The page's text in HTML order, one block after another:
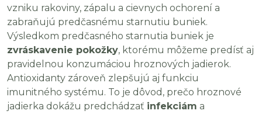
vzniku rakoviny, zápalu a cievnych ochorení a
zabraňujú predčasnému starnutiu buniek.
Výsledkom predčasného starnutia buniek je
zvráskavenie pokožky, ktorému môžeme predísť aj
pravidelnou konzumáciou hroznových jadierok.
Antioxidanty zároveň zlepšujú aj funkciu
imunitného systému. To je dôvod, prečo hroznové
jadierka dokážu predchádzať infekciám a